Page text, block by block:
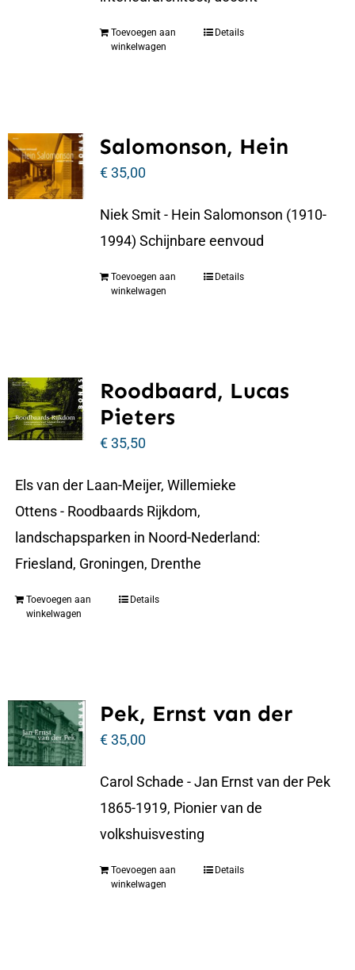
Toevoegen aan
winkelwagen
Details
Salomonson, Hein
€35,00
Niek Smit - Hein Salomonson (1910-
1994) Schijnbare eenvoud
Toevoegen aan
winkelwagen
Details
Roodbaard, Lucas
Pieters
€35,50
Els van der Laan-Meijer, Willemieke
Ottens - Roodbaards Rijkdom,
landschapsparken in Noord-Nederland:
Friesland, Groningen, Drenthe
Toevoegen aan
winkelwagen
Details
Pek, Ernst van der
€35,00
Carol Schade - Jan Ernst van der Pek
1865-1919, Pionier van de
volkshuisvesting
Toevoegen aan
winkelwagen
Details